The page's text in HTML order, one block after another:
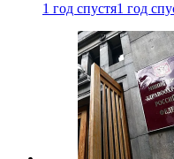
1 год спустя1 год